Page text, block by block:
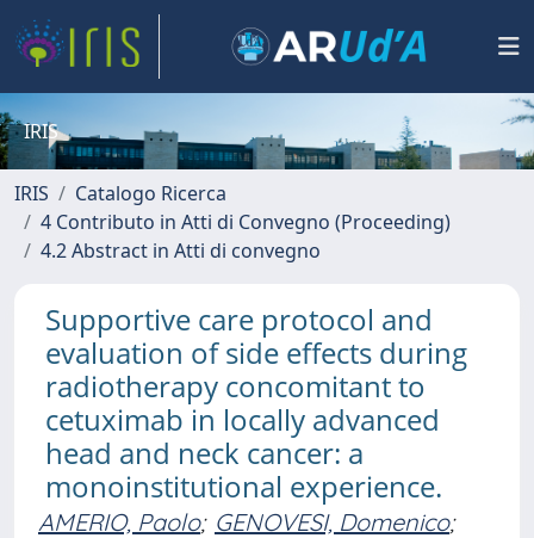
IRIS
IRIS
Catalogo Ricerca
4 Contributo in Atti di Convegno (Proceeding)
4.2 Abstract in Atti di convegno
Supportive care protocol and
evaluation of side effects during
radiotherapy concomitant to
cetuximab in locally advanced
head and neck cancer: a
monoinstitutional experience.
AMERIO, Paolo; GENOVESI, Domenico;